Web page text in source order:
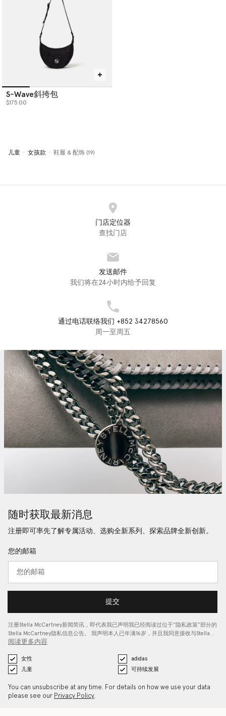
S-Wave斜挎包
$175.00
儿童 女孩款 鞋履 & 配饰 (19)
门店定位器
查找门店
发送邮件
我们将在24小时内给予回复
通过电话联络我们 +852 34278560
周一至周五
随时获取最新消息
注册即可率先了解专属活动、选购全新系列、探索品牌全新创新。
您的邮箱
提交
注册Stella McCartney新闻简讯，即代表我已声明我已经阅读过位于“ 隐私政策”部分的
Stella McCartney隐私信息公告。 我声明本人已年满16岁，并且我同意接收与Stella…
阅读更多内容
女性
adidas
儿童
可持续发展
You can unsubscribe at any time. For details on how we use your data
please see our Privacy Policy.